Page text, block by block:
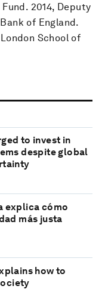
2014, Deputy
of England.
School of
to invest in
despite global
explica cómo
más justa
how to